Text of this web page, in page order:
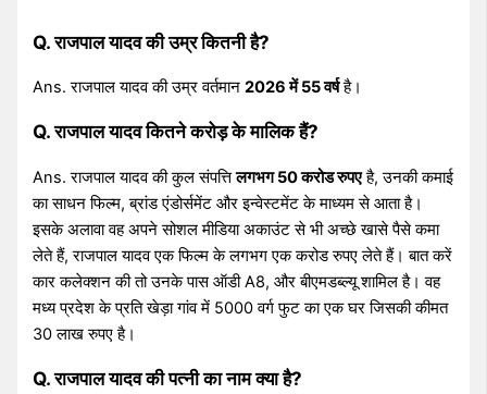
Q. राजपाल यादव की उम्र कितनी है?
Ans. राजपाल यादव की उम्र वर्तमान2026 में 55 वर्षहै।
Q. राजपाल यादव कितने करोड़ के मालिक हैं?
Ans. राजपाल यादव की कुल संपत्तिलगभग 50 करोड रुपएहै, उनकी कमाई
का साधन फिल्म, ब्रांड एंडोर्समेंट और इन्वेस्टमेंट के माध्यम से आता है।
इसके अलावा वह अपने सोशल मीडिया अकाउंट से भी अच्छे खासे पैसे कमा
लेते हैं, राजपाल यादव एक फिल्म के लगभग एक करोड रुपए लेते हैं। बात करें
कार कलेक्शन की तो उनके पास ऑडी A8, और बीएमडब्ल्यू शामिल है। वह
मध्य प्रदेश के प्रति खेड़ा गांव में 5000 वर्ग फुट का एक घर जिसकी कीमत
30 लाख रुपए है।
Q. राजपाल यादव की पत्नी का नाम क्या है?